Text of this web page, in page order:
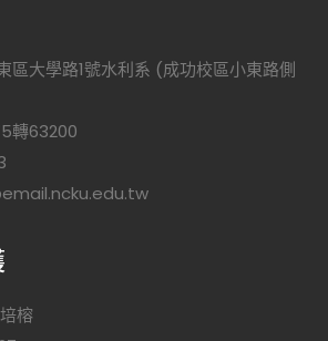
區大學路1號水利系 (成功校區小東路側
轉63200
榕